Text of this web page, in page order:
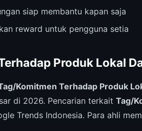
siap membantu kapan saja
reward untuk pengguna setia
Produk Lokal
Komitmen Terhadap Produk
di 2026. Pencarian terkait Tag/
Trends Indonesia. Para ahli